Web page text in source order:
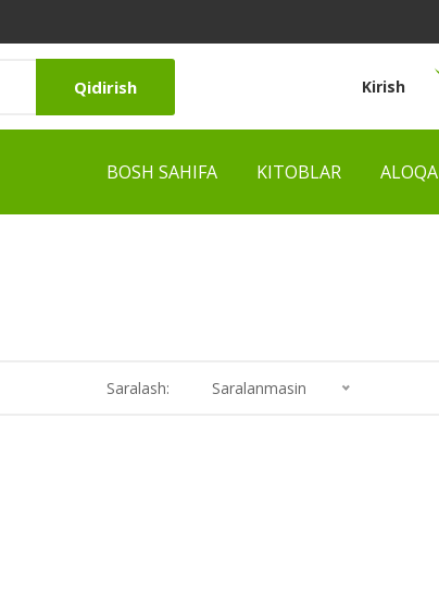
Qidirish Kirish
Ko‘rish
BOSH SAHIFA KITOBLAR ALOQA
Saralash: Saralanmasin